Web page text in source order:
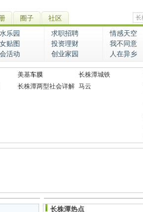
圈子 社区
乐园 求职招聘 情感天空
贴图 投资理财 我不同意
活动 创业家园 人在异乡
美基车膜
长株潭城铁
长株潭两型社会详解 马云
长株潭热点